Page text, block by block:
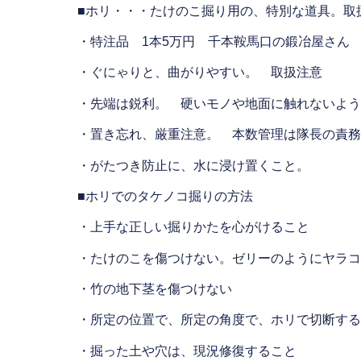
■ホリ・・・たけのこ掘り用の、特別な道具。取
・特注品 1本5万円 千本鞍馬口の鍛冶屋さん
・ぐにゃりと、曲がりやすい。 取扱注意
・先端は鋭利。 硬いモノや地面に触れないよ
・置き忘れ、厳重注意。 本数管理は隊長の責務
・がたつき 防止に、水に浸け置くこと。
■ホリでのタケノコ掘りの方法
・上手な正しい掘りかたを心がけること
・たけのこを傷つけない。ゼリーのようにヤラコ
・竹の地下茎を傷つけない
・所定の位置で、所定の角度で、ホリで切断する
・掘った土や穴は、現況修復すること